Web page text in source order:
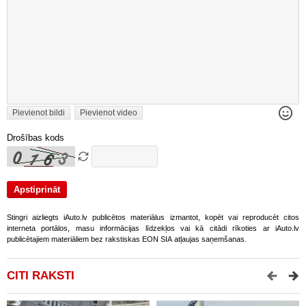
Pievienot bildi Pievienot video
Drošības kods
Stingri aizliegts iAuto.lv publicētos materiālus izmantot, kopēt vai reproducēt citos
interneta portālos, masu informācijas līdzekļos vai kā citādi rīkoties ar iAuto.lv
publicētajiem materiāliem bez rakstiskas EON SIA atļaujas saņemšanas.
CITI RAKSTI